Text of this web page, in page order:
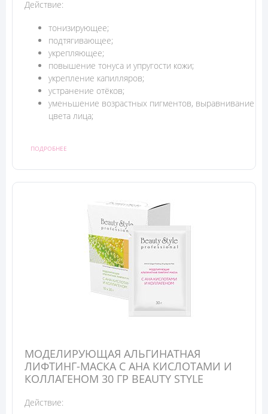
Действие:
тонизирующее;
подтягивающее;
укрепляющее;
повышение тонуса и упругости кожи;
укрепление капилляров;
устранение отёков;
уменьшение возрастных пигментов, выравнивание
цвета лица;
ПОДРОБНЕЕ
МОДЕЛИРУЮЩАЯ АЛЬГИНАТНАЯ
ЛИФТИНГ-МАСКА С АНА КИСЛОТАМИ И
КОЛЛАГЕНОМ 30 ГР BEAUTY STYLЕ
Действие: